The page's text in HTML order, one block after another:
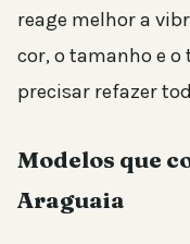
reage melhor a
cor, o tamanho e
precisar refazer
Modelos que
Araguaia